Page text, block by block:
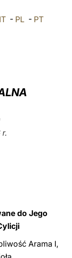
中文
IT- PL- PT
do Jego
Arama I,